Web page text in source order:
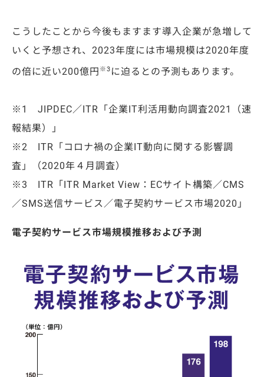
こうしたことから今後もますます導入企業が急増して
いくと予想され、2023年度には市場規模は2020年度
の倍に近い200億円 ※3 に迫るとの予測もあります。
※1 JIPDEC／ITR「企業IT利活用動向調査2021（速
報結果）」
※2 ITR「コロナ禍の企業IT動向に関する影響調
査」（2020年４月調査）
※3 ITR「ITR Market View：ECサイト構築／CMS
／SMS送信サービス／電子契約サービス市場2020」
電子契約サービス市場規模推移および予測